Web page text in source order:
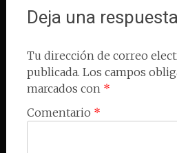
entradas
Deja una respuesta
Tu dirección de correo
publicada. Los campos
marcados con *
Comentario *